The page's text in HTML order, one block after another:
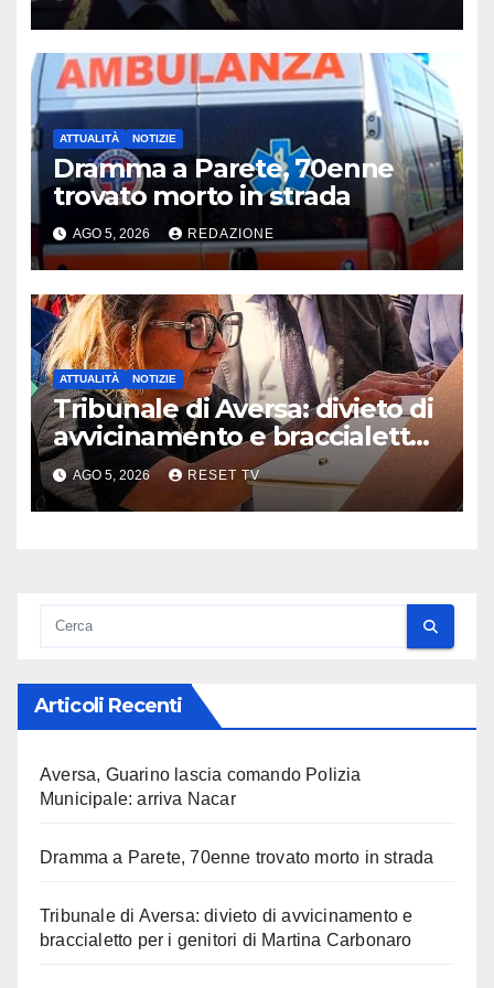
ATTUALITÀ NOTIZIE
Dramma a Parete, 70enne
trovato morto in strada
AGO 5, 2026 REDAZIONE
ATTUALITÀ NOTIZIE
Tribunale di Aversa: divieto di
avvicinamento e braccialetto
per i genitori di Martina
Carbonaro
AGO 5, 2026 RESET TV
Articoli Recenti
Aversa, Guarino lascia comando Polizia
Municipale: arriva Nacar
Dramma a Parete, 70enne trovato morto in strada
Tribunale di Aversa: divieto di avvicinamento e
braccialetto per i genitori di Martina Carbonaro